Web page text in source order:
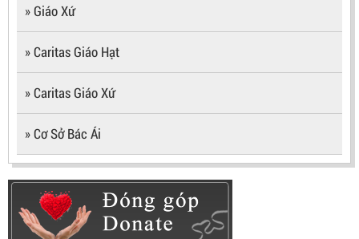
» Giáo Xứ
» Caritas Giáo Hạt
» Caritas Giáo Xứ
» Cơ Sở Bác Ái